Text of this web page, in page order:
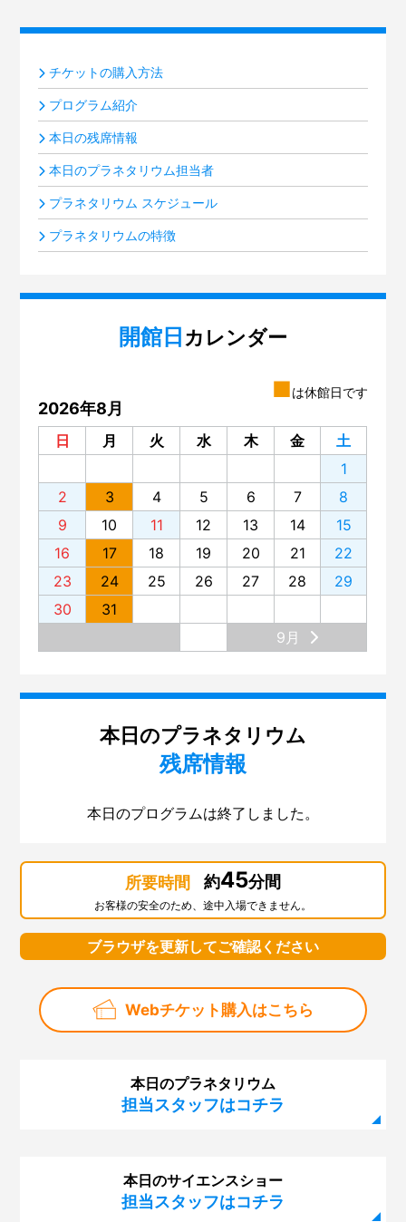
チケットの購入方法
プログラム紹介
本日の残席情報
本日のプラネタリウム担当者
プラネタリウム スケジュール
プラネタリウムの特徴
開館日 カレンダー
■は休館日です
2026年8月
日 月 火 水 木 金
土
1
2
3 4 5 6 7
8
9
10 11 12 13 14
15
16
17 18 19 20 21
22
23
24 25 26 27 28
29
30
31
9月
本日のプラネタリウム
残席情報
本日のプログラムは終了しました。
所要時間 約45分間
お客様の安全のため、途中入場できません。
ブラウザを更新してご確認ください
Webチケット購入はこちら
本日のプラネタリウム
担当スタッフはコチラ
本日のサイエンスショー
担当スタッフはコチラ